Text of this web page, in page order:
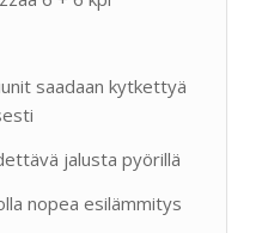
saadaan kytkettyä
jalusta pyörillä
nopea esilämmitys